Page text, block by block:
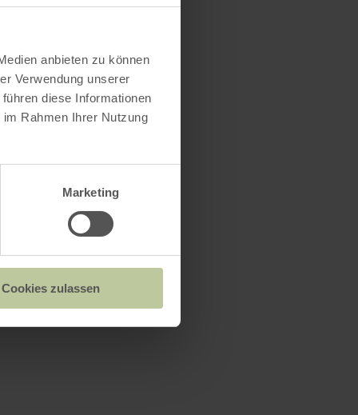
anbieten zu können
Verwendung unserer
diese Informationen
Rahmen Ihrer Nutzung
Marketing
Cookies zulassen